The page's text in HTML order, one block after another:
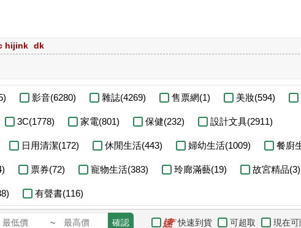
hijink dk
影音(6280) 雜誌(4269) 售票網(1) 美妝(594)
3C(1778) 家電(801) 保健(232) 設計文具(2911)
日用清潔(172) 休閒生活(443) 婦幼生活(1009) 餐廚
票券(72) 寵物生活(383) 玲廊滿藝(19) 故宮精品(3)
有聲書(116)
~ 確認 快速到貨 可超取 現在可